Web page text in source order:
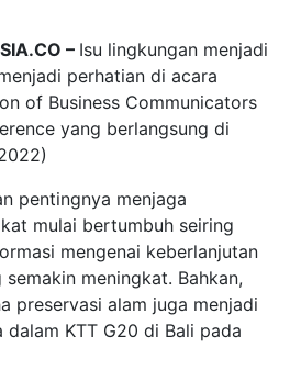
– Isu lingkungan menjadi
perhatian di acara
of Business Communicators
yang berlangsung di
pentingnya menjaga
mulai bertumbuh seiring
mengenai keberlanjutan
meningkat. Bahkan,
preservasi alam juga menjadi
KTT G20 di Bali pada